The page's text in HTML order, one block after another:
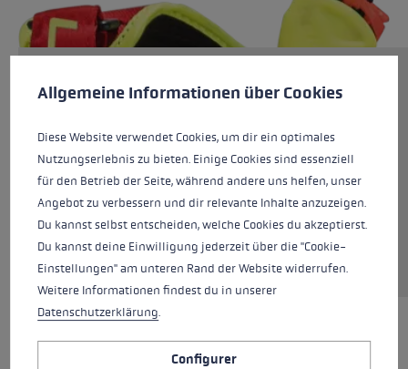
Couleurs anthracite grey-cork
Demander une pièce de rechange
TOUTES LES CARACTÉRISTIQUES
Préférences en matière de cookies
This website uses cookies to give you the best possible experience.
Allgemeine Informationen über Cookies
Diese Website verwendet Cookies, um dir ein optimales
Nutzungserlebnis zu bieten. Einige Cookies sind essenziell
für den Betrieb der Seite, während andere uns helfen, unser
Angebot zu verbessern und dir relevante Inhalte anzuzeigen.
Du kannst selbst entscheiden, welche Cookies du akzeptierst.
Du kannst deine Einwilligung jederzeit über die "Cookie-
Einstellungen" am unteren Rand der Website widerrufen.
Weitere Informationen findest du in unserer
Datenschutzerklärung.
Configurer